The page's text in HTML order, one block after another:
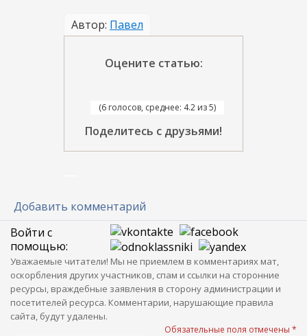
Автор: Павел
Оцените статью:
(6 голосов, среднее: 4.2 из 5)
Поделитесь с друзьями!
Добавить комментарий
Войти с
помощью:
Уважаемые читатели! Мы не приемлем в комментариях мат,
оскорбления других участников, спам и ссылки на сторонние
ресурсы, враждебные заявления в сторону администрации и
посетителей ресурса. Комментарии, нарушающие правила
сайта, будут удалены.
Обязательные поля отмечены *